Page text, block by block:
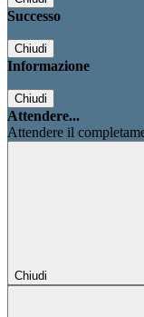
Successo
Chiudi
Informazione
Chiudi
Attendere...
Attendere il
Chiudi